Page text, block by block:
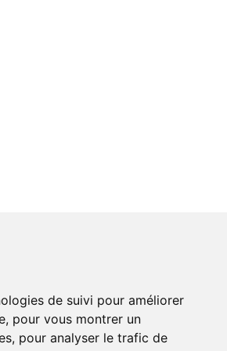
de suivi pour améliorer
pour vous montrer un
pour analyser le trafic de